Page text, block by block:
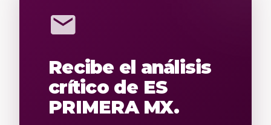
mail
Recibe el análisis
crítico de ES
PRIMERA MX.